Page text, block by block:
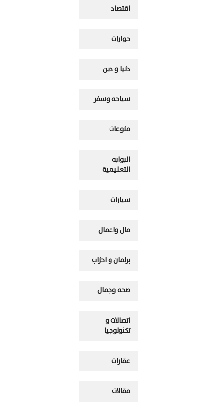
اقتصاد
حوارات
دنيا و دين
سياحه وسفر
منوعات
البوابه
التعليمية
سيارات
مال واعمال
برلمان و احزاب
صحه وجمال
اتصالات و
تكنولوجيا
عقارات
مقالات